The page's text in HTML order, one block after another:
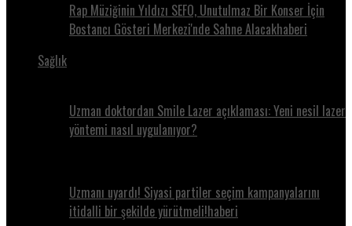
Rap Müziğinin Yıldızı SEFO, Unutulmaz Bir Konser İçin
Bostancı Gösteri Merkezi'nde Sahne Alacakhaberi
Sağlık
Uzman doktordan Smile Lazer açıklaması: Yeni nesil lazer
yöntemi nasıl uygulanıyor?
Uzmanı uyardı! Siyasi partiler seçim kampanyalarını
itidalli bir şekilde yürütmeli!haberi